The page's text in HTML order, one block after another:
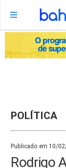
POLÍTICA
Publicado em 10/
Rodrigo